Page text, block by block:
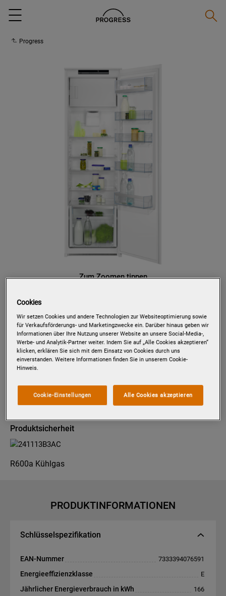
Menu
Progress
Zum Zoomen tippen
PK1852
EINBAUKÜHLSCHRANK / 1780 MM
/ 4-STERNE-GEFRIERFACH / 285 L
/ SCHLEPPTÜR
EU Datenblatt
Produktsicherheit
R600a Kühlgas
PRODUKTINFORMATIONEN
Schlüsselspezifikation
EAN-Nummer 7333394076591
Energieeffizienzklasse E
Jährlicher Energieverbrauch in kWh 166
Cookies
Wir setzen Cookies und andere Technologien zur Websiteoptimierung sowie
für Verkaufsförderungs- und Marketingzwecke ein. Darüber hinaus geben wir
Informationen über Ihre Nutzung unserer Website an unsere Social-Media-,
Werbe- und Analytik-Partner weiter. Indem Sie auf „Alle Cookies akzeptieren“
klicken, erklären Sie sich mit dem Einsatz von Cookies durch uns
einverstanden. Weitere Informationen finden Sie in unserem Cookie-
Hinweis.
Alle Cookies akzeptieren
Cookie-Einstellungen